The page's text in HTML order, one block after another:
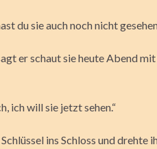
du sie auch noch nicht
er schaut sie heute Abend
ich will sie jetzt sehen.“
ins Schloss und drehte